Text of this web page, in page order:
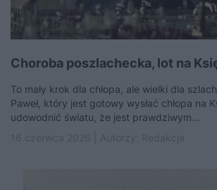
Choroba poszlachecka, lot na
To mały krok dla chłopa, ale wielki dla
Paweł, który jest gotowy wysłać chłopa na
udowodnić światu, że jest prawdziwym...